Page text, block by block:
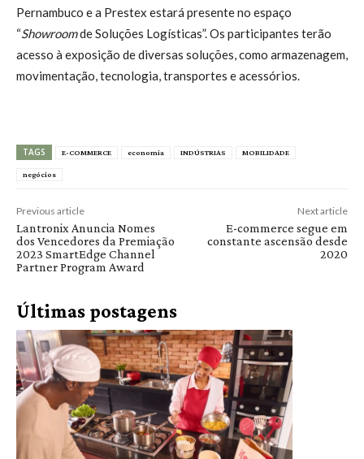
Pernambuco e a Prestex estará presente no espaço
“Showroomde Soluções Logísticas”. Os participantes terão
acesso à exposição de diversas soluções, como armazenagem,
movimentação, tecnologia, transportes e acessórios.
TAGS E-COMMERCE economia INDÚSTRIAS MOBILIDADE
negócios
Previous article
Lantronix Anuncia Nomes
dos Vencedores da Premiação
2023 SmartEdge Channel
Partner Program Award
Next article
E-commerce segue em
constante ascensão desde
2020
Últimas postagens